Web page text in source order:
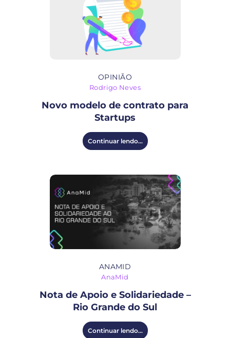
OPINIÃO
Rodrigo Neves
Novo modelo de contrato para
Startups
Continuar lendo...
ANAMID
AnaMid
Nota de Apoio e Solidariedade –
Rio Grande do Sul
Continuar lendo...